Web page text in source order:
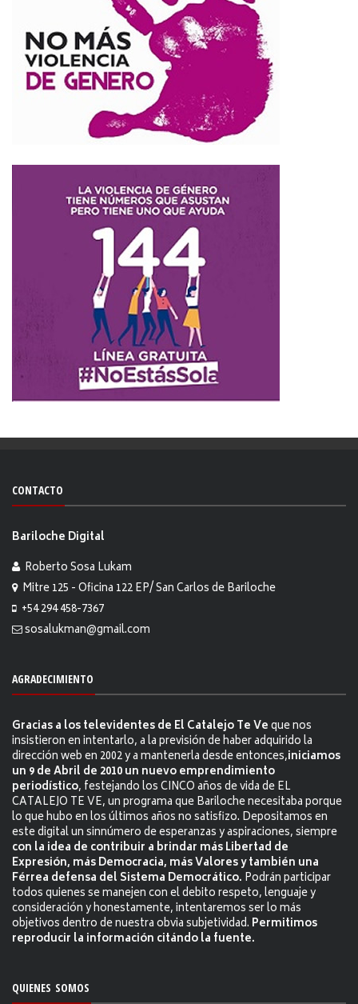
CONTACTO
Bariloche Digital
Roberto Sosa Lukam
Mitre 125 - Oficina 122 EP/ San Carlos de Bariloche
+54 294 458-7367
sosalukman@gmail.com
AGRADECIMIENTO
Gracias a los televidentes de El Catalejo Te Veque nos
insistieron en intentarlo, a la previsión de haber adquirido la
dirección web en 2002 y a mantenerla desde entonces,iniciamos
un 9 de Abril de 2010 un nuevo emprendimiento
periodístico, festejando los CINCO años de vida de EL
CATALEJO TE VE, un programa que Bariloche necesitaba porque
lo que hubo en los últimos años no satisfizo. Depositamos en
este digital un sinnúmero de esperanzas y aspiraciones, siempre
con la idea de contribuir a brindar más Libertad de
Expresión, más Democracia, más Valores y también una
Férrea defensa del Sistema Democrático. Podrán participar
todos quienes se manejen con el debito respeto, lenguaje y
consideración y honestamente, intentaremos ser lo más
objetivos dentro de nuestra obvia subjetividad. Permitimos
reproducir la información citándo la fuente.
QUIENES SOMOS